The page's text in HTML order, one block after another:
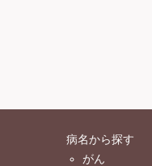
病名から探す
がん